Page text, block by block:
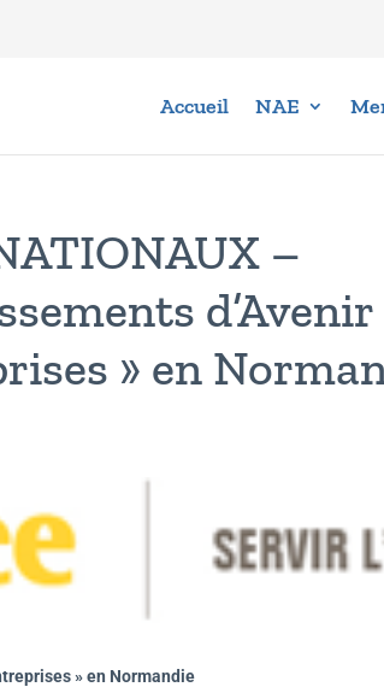
Accueil NAE
–
» en
» en Normandie